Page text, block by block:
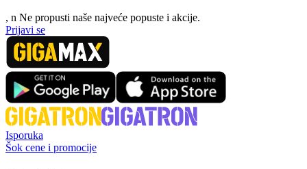
, n Ne propusti naše najveće popuste i akcije.
Prijavi se
Isporuka
Šok cene i promocije